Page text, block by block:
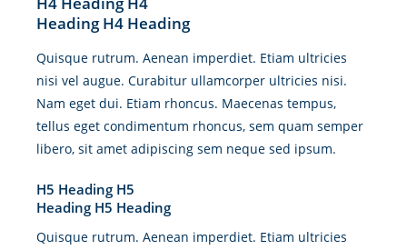
Heading H4 Heading
Quisque rutrum. Aenean imperdiet. Etiam ultricies
nisi vel augue. Curabitur ullamcorper ultricies nisi.
Nam eget dui. Etiam rhoncus. Maecenas tempus,
tellus eget condimentum rhoncus, sem quam semper
libero, sit amet adipiscing sem neque sed ipsum.
H5 Heading H5
Heading H5 Heading
Quisque rutrum. Aenean imperdiet. Etiam ultricies